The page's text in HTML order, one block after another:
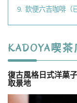
9. 欽便六吉咖啡（
KADOYA喫茶
復古風格日式洋菓
取景地